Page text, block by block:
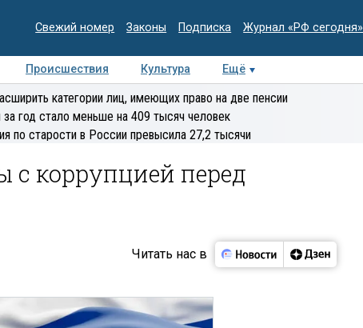
Свежий номер Законы Подписка Журнал «РФ сегодня»
Происшествия Культура Ещё
Интервью Колумнисты
Деловая
категории лиц, имеющих право на две пенсии
год стало меньше на 409 тысяч человек
по старости в России превысила 27,2 тысячи
с коррупцией перед
Читать нас в